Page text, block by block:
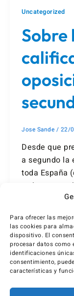
Para ofrecer las
las cookies para
dispositivo. El
procesar datos como
identificaciones
consentimiento,
características y
Uncategorized
Sobre
Jose Sande / 22/
Desde que
a segundo la
toda España
exámenes